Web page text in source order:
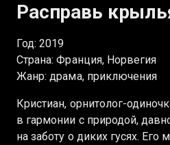
Расправь
Год: 2019
Страна: Франция, Норвегия
Жанр: драма, приключения
Кристиан, орнитолог-
в гармонии с природой,
на заботу о диких гусях. Его